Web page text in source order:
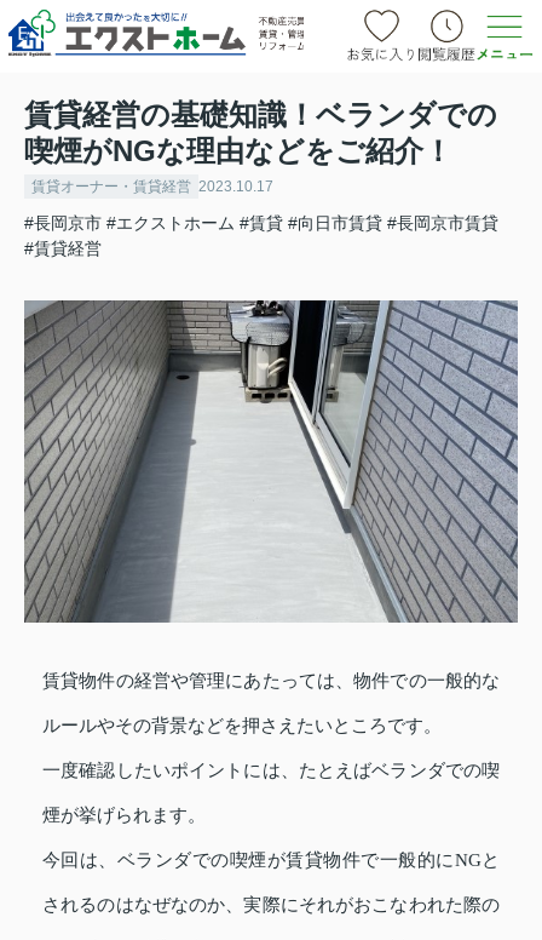
賃貸経営の基礎知識！ベランダでの
喫煙がNGな理由などをご紹介！
賃貸オーナー・賃貸経営 2023.10.17
#長岡京市 #エクストホーム #賃貸 #向日市賃貸 #長岡京市賃貸
#賃貸経営
賃貸物件の経営や管理にあたっては、物件での一般的な
ルールやその背景などを押さえたいところです。
一度確認したいポイントには、たとえばベランダでの喫
煙が挙げられます。
今回は、ベランダでの喫煙が賃貸物件で一般的にNGと
されるのはなぜなのか、実際にそれがおこなわれた際の